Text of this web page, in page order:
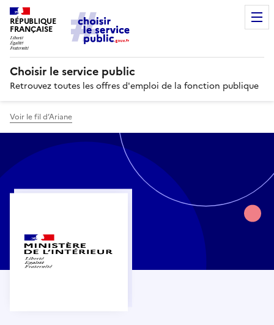
RÉPUBLIQUE
FRANÇAISE
Choisir le service public
Retrouvez toutes les offres d'emploi de la fonction publique
Voir le fil d’Ariane